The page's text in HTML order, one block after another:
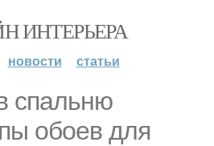
ИНТЕРЬЕРА
новости статьи
спальню
обоев для